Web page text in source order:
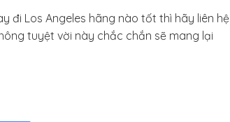
đi Los Angeles hãng nào tốt thì hãy liên hệ
tuyệt vời này chắc chắn sẽ mang lại